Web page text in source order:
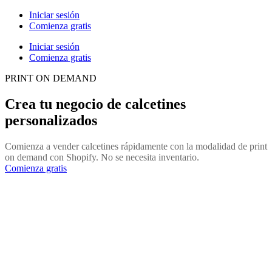
Iniciar sesión
Comienza gratis
Iniciar sesión
Comienza gratis
PRINT ON DEMAND
Crea tu negocio de calcetines
personalizados
Comienza a vender calcetines rápidamente con la modalidad de print
on demand con Shopify. No se necesita inventario.
Comienza gratis